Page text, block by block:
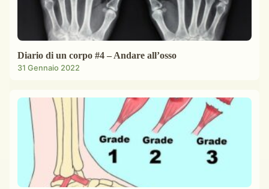
Diario di un corpo #4 – Andare all’osso
31 Gennaio 2022